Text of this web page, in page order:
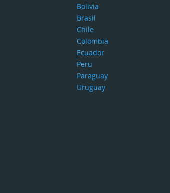
Bolivia
Brasil
Chile
Colombia
Ecuador
Peru
Paraguay
Uruguay